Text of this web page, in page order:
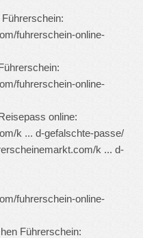
fuhrerschein-online-
fuhrerschein-online-
online:
k ... d-gefalschte-passe/
k ... d-
fuhrerschein-online-
Führerschein: